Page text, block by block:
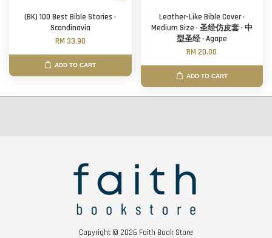
(BK) 100 Best Bible Stories ·
Scandinavia
RM 33.90
ADD TO CART
Leather-Like Bible Cover ·
Medium Size · 圣经仿皮套 · 中
型圣经 · Agape
RM 20.00
ADD TO CART
Copyright © 2026 Faith Book Store